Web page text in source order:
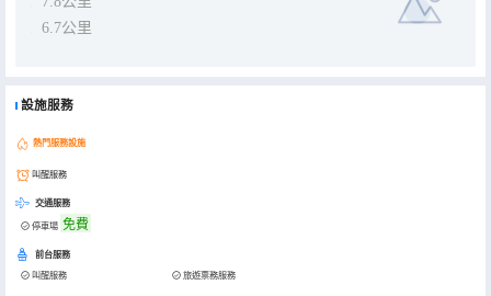
6.7公里
設施服務
熱門服務設施
叫醒服務
交通服務
停車場 免費
前台服務
叫醒服務 旅遊票務服務